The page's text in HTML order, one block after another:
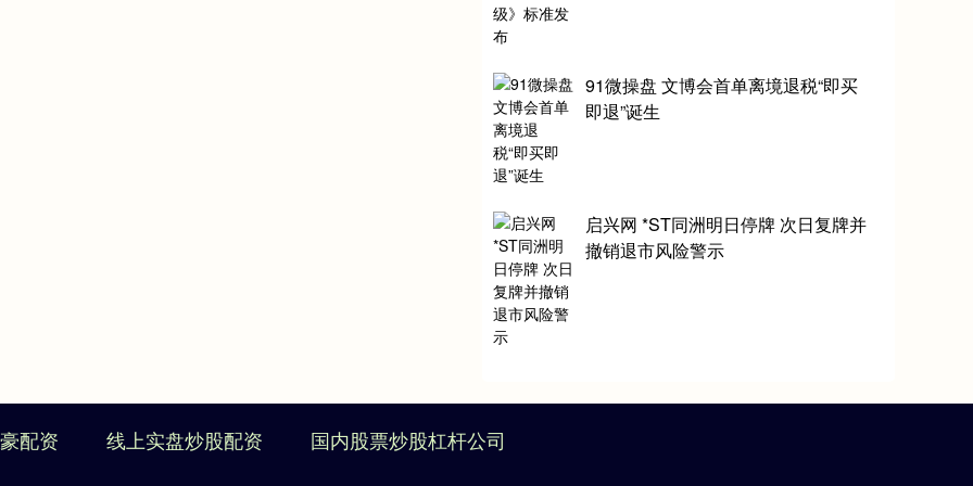
91微操盘 文博会首单离境退税“即买
即退”诞生
启兴网 *ST同洲明日停牌 次日复牌并
撤销退市风险警示
配资 线上实盘炒股配资 国内股票炒股杠杆公司